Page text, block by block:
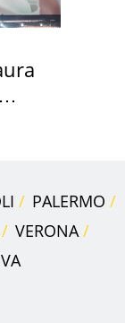
PALERMO
VERONA